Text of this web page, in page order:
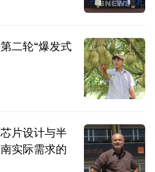
二轮“爆发式
片设计与半
实际需求的